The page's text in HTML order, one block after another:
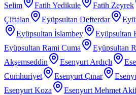
Selim
Fatih Yedikule Fatih Zeyrek
Çiftalan
Eyüpsultan Defterdar
Eyüpsultan İslambey
Eyüpsultan
Eyüpsultan Rami Cuma
Eyüpsultan
Akşemseddin
Esenyurt Ardıçlı
Cumhuriyet
Esenyurt Çınar
Esenyurt Koza
Esenyurt Mehmet